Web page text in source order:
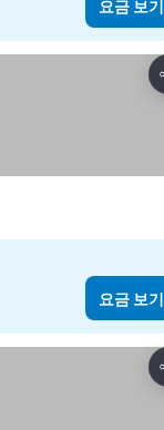
요금 보기
요금 보기